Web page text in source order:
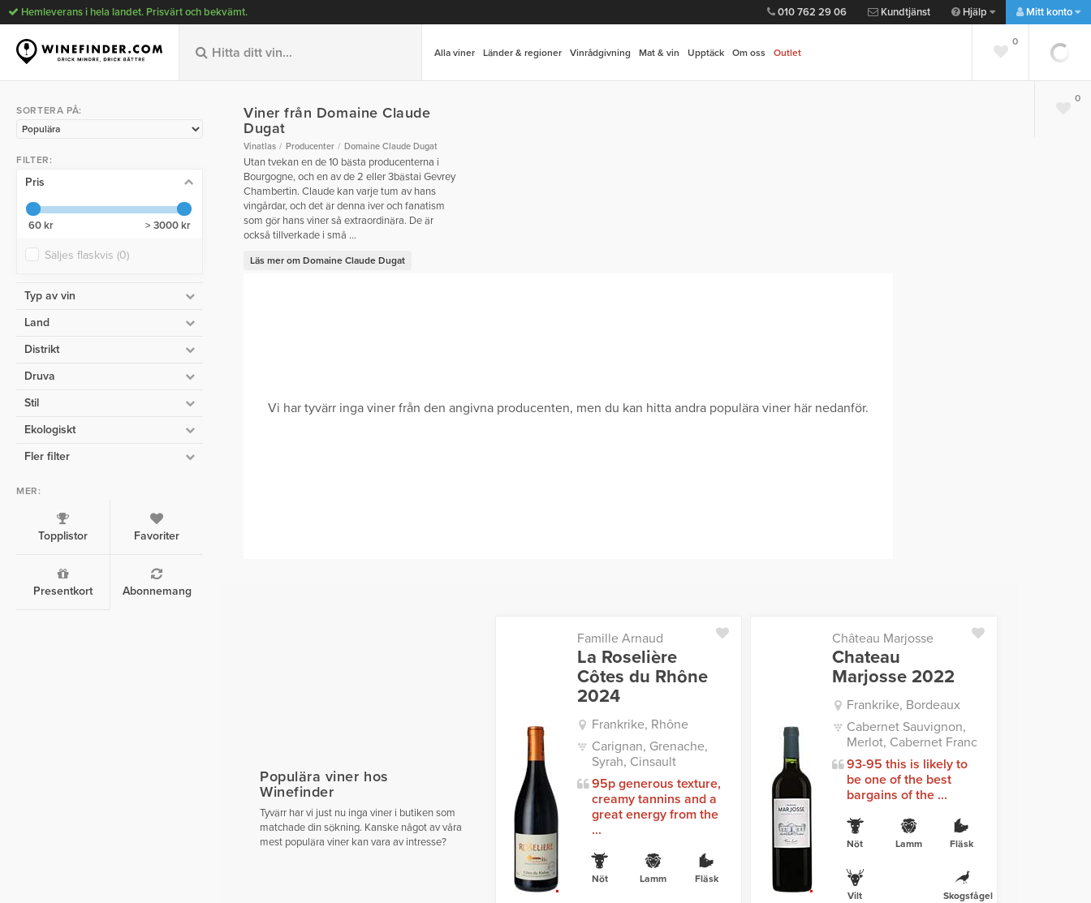
010 762 29 06 Kundtjänst Hjälp Mitt konto
Hemleverans i hela landet. Prisvärt och bekvämt.
Alla viner Länder & regioner Vinrådgivning Mat & vin Upptäck Om oss Outlet
0
0
Viner från Domaine Claude
Dugat
Vinatlas Producenter Domaine Claude Dugat
Utan tvekan en de 10 bästa producenterna i
Bourgogne, och en av de 2 eller 3bästai Gevrey
Chambertin. Claude kan varje tum av hans
vingårdar, och det är denna iver och fanatism
som gör hans viner så extraordinära. De är
också tillverkade i små ...
Läs mer om Domaine Claude Dugat
Vi har tyvärr inga viner från den angivna producenten, men du kan hitta andra populära viner här nedanför.
Populära viner hos
Winefinder
Tyvärr har vi just nu inga viner i butiken som
matchade din sökning. Kanske något av våra
mest populära viner kan vara av intresse?
Famille Arnaud
La Roselière
Côtes du Rhône
2024
Frankrike, Rhône
Carignan, Grenache,
Syrah, Cinsault
95p generous texture,
creamy tannins and a
great energy from the
...
Nöt Lamm Fläsk
Château Marjosse
Chateau
Marjosse 2022
Frankrike, Bordeaux
Cabernet Sauvignon,
Merlot, Cabernet Franc
93-95 this is likely to
be one of the best
bargains of the ...
Nöt Lamm Fläsk
Vilt Skogsfågel
SORTERA PÅ:
FILTER:
Pris
> 3000 kr
60 kr
Säljes flaskvis (0)
Typ av vin
Land
Distrikt
Druva
Stil
Ekologiskt
Fler filter
MER:
Topplistor Favoriter
Presentkort Abonnemang